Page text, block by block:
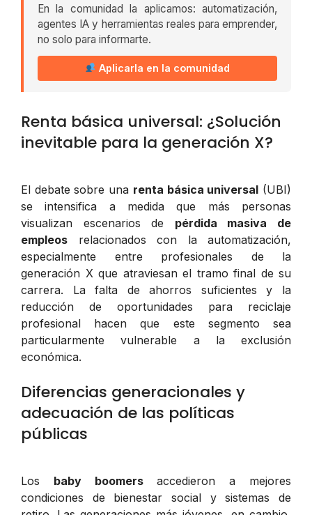
En la comunidad la aplicamos: automatización,
agentes IA y herramientas reales para emprender,
no solo para informarte.
Aplicarla en la comunidad
Renta básica universal: ¿Solución
inevitable para la generación X?
El debate sobre una renta básica universal (UBI)
se intensifica a medida que más personas
visualizan escenarios de pérdida masiva de
empleos relacionados con la automatización,
especialmente entre profesionales de la
generación X que atraviesan el tramo final de su
carrera. La falta de ahorros suficientes y la
reducción de oportunidades para reciclaje
profesional hacen que este segmento sea
particularmente vulnerable a la exclusión
económica.
Diferencias generacionales y
adecuación de las políticas
públicas
Los baby boomersaccedieron a mejores
condiciones de bienestar social y sistemas de